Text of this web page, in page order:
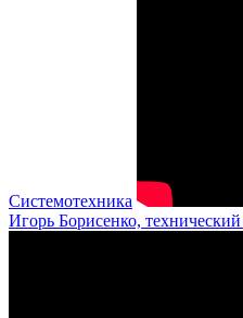
Системотехника
Игорь Борисенко,